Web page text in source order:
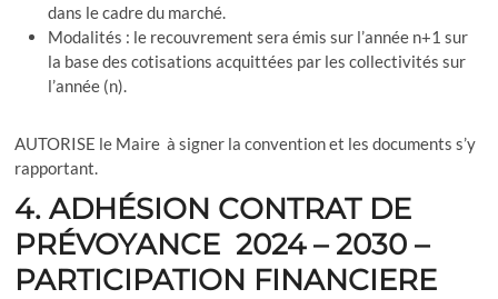
dans le cadre du marché.
Modalités : le recouvrement sera émis sur l’année n+1 sur
la base des cotisations acquittées par les collectivités sur
l’année (n).
AUTORISE le Maire à signer la convention et les documents s’y
rapportant.
4. ADHÉSION CONTRAT DE
PRÉVOYANCE 2024 – 2030 –
PARTICIPATION FINANCIERE